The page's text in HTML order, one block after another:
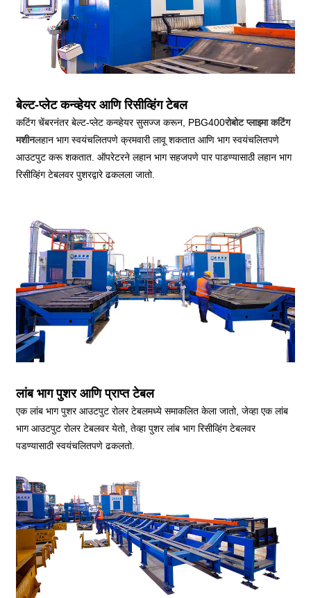
बेल्ट-प्लेट कन्व्हेयर आणि रिसीव्हिंग टेबल
कटिंग चेंबरनंतर बेल्ट-प्लेट कन्व्हेयर सुसज्ज करून, PBG400रोबोट प्लाझ्मा कटिंग
मशीनलहान भाग स्वयंचलितपणे क्रमवारी लावू शकतात आणि भाग स्वयंचलितपणे
आउटपुट करू शकतात. ऑपरेटरने लहान भाग सहजपणे पार पाडण्यासाठी लहान भाग
रिसीव्हिंग टेबलवर पुशरद्वारे ढकलला जातो.
लांब भाग पुशर आणि प्राप्त टेबल
एक लांब भाग पुशर आउटपुट रोलर टेबलमध्ये समाकलित केला जातो, जेव्हा एक लांब
भाग आउटपुट रोलर टेबलवर येतो, तेव्हा पुशर लांब भाग रिसीव्हिंग टेबलवर
पडण्यासाठी स्वयंचलितपणे ढकलतो.